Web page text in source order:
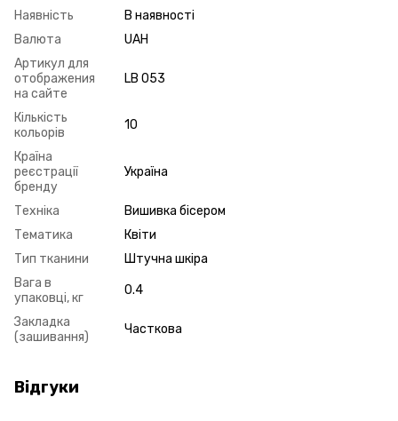
Наявність
В наявності
Валюта
UAH
Артикул для
отображения
на сайте
LB 053
Кількість
кольорів
10
Країна
реєстрації
бренду
Україна
Техніка
Вишивка бісером
Тематика
Квіти
Тип тканини
Штучна шкіра
Вага в
упаковці, кг
0.4
Закладка
(зашивання)
Часткова
Відгуки